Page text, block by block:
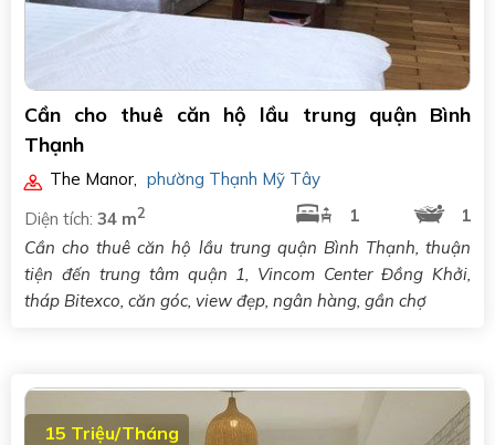
Cần cho thuê căn hộ lầu trung quận Bình
Thạnh
The Manor, phường Thạnh Mỹ Tây
Diện tích: 34 m2 1
1
Cần cho thuê căn hộ lầu trung quận Bình Thạnh, thuận
tiện đến trung tâm quận 1, Vincom Center Đồng Khởi,
tháp Bitexco, căn góc, view đẹp, ngân hàng, gần chợ
15 Triệu/Tháng